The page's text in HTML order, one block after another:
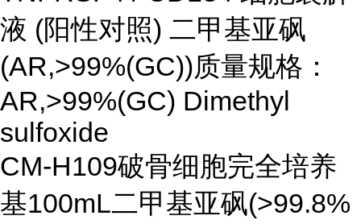
液 (阳性对照) 二甲基亚砜
(AR,>99%(GC))质量规格：
AR,>99%(GC) Dimethyl
sulfoxide
CM-H109破骨细胞完全培养
基100mL二甲基亚砜(>99.8%